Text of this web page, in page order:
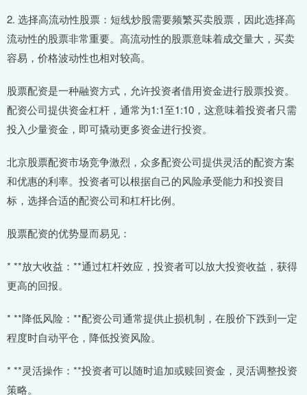
2. 选择高流动性股票：短线炒股需要频繁买卖股票，因此选择高
流动性的股票非常重要。高流动性的股票意味着成交量大，买卖
容易，价格波动性也相对较高。
股票配资是一种融资方式，允许投资者借用资金进行股票投资。
配资公司提供资金杠杆，通常为1:1至1:10，这意味着投资者只需
投入少量资金，即可撬动更多资金进行投资。
北京股票配资市场竞争激烈，众多配资公司提供灵活的配资方案
和优惠的利率。投资者可以根据自己的风险承受能力和投资目
标，选择合适的配资公司和杠杆比例。
股票配资的优势显而易见：
* **放大收益：**通过杠杆效应，投资者可以放大投资收益，获得
更高的回报。
* **降低风险：**配资公司通常提供止损机制，在股价下跌到一定
程度时自动平仓，降低投资风险。
* **灵活操作：**投资者可以随时追加或赎回资金，灵活调整投资
策略。